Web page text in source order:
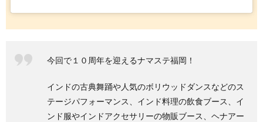
今回で１０周年を迎えるナマステ福岡！
インドの古典舞踊や人気のボリウッドダンスなどのス
テージパフォーマンス、インド料理の飲食ブース、イ
ンド服やインドアクセサリーの物販ブース、ヘナアー